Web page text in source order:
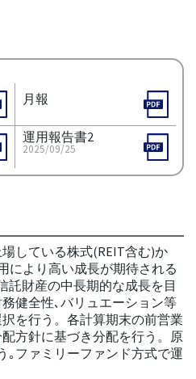
月報
運用報告書2
2025/09/25
している株式(REIT含む)か
により高い成長が期待される
託財産の中長期的な成長を目
健全性､バリュエーション等
を行う。各計算期末の前営業
方針に基づき分配を行う。原
｡ファミリーファンド方式で運